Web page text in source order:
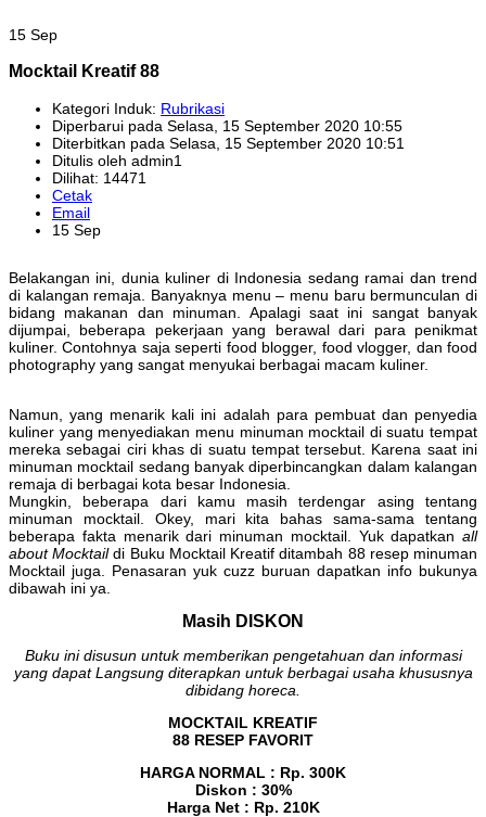
15 Sep
Mocktail Kreatif 88
Kategori Induk: Rubrikasi
Diperbarui pada Selasa, 15 September 2020 10:55
Diterbitkan pada Selasa, 15 September 2020 10:51
Ditulis oleh admin1
Dilihat: 14471
Cetak
Email
15 Sep
Belakangan ini, dunia kuliner di Indonesia sedang ramai dan trend
di kalangan remaja. Banyaknya menu – menu baru bermunculan di
bidang makanan dan minuman. Apalagi saat ini sangat banyak
dijumpai, beberapa pekerjaan yang berawal dari para penikmat
kuliner. Contohnya saja seperti food blogger, food vlogger, dan food
photography yang sangat menyukai berbagai macam kuliner.
Namun, yang menarik kali ini adalah para pembuat dan penyedia
kuliner yang menyediakan menu minuman mocktail di suatu tempat
mereka sebagai ciri khas di suatu tempat tersebut. Karena saat ini
minuman mocktail sedang banyak diperbincangkan dalam kalangan
remaja di berbagai kota besar Indonesia.
Mungkin, beberapa dari kamu masih terdengar asing tentang
minuman mocktail. Okey, mari kita bahas sama-sama tentang
beberapa fakta menarik dari minuman mocktail. Yuk dapatkan all
about Mocktaildi Buku Mocktail Kreatif ditambah 88 resep minuman
Mocktail juga. Penasaran yuk cuzz buruan dapatkan info bukunya
dibawah ini ya.
Masih DISKON
Buku ini disusun untuk memberikan pengetahuan dan informasi
yang dapat Langsung diterapkan untuk berbagai usaha khususnya
dibidang horeca.
MOCKTAIL KREATIF
88 RESEP FAVORIT
HARGA NORMAL : Rp. 300K
Diskon : 30%
Harga Net : Rp. 210K